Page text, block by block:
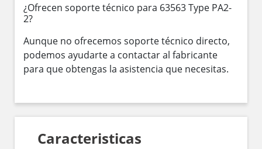
¿Ofrecen soporte técnico para 63563 Type PA2-
2?
Aunque no ofrecemos soporte técnico directo,
podemos ayudarte a contactar al fabricante
para que obtengas la asistencia que necesitas.
Caracteristicas